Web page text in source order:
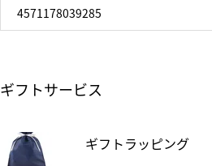
4571178039285
ギフトサービス
ギフトラッピング